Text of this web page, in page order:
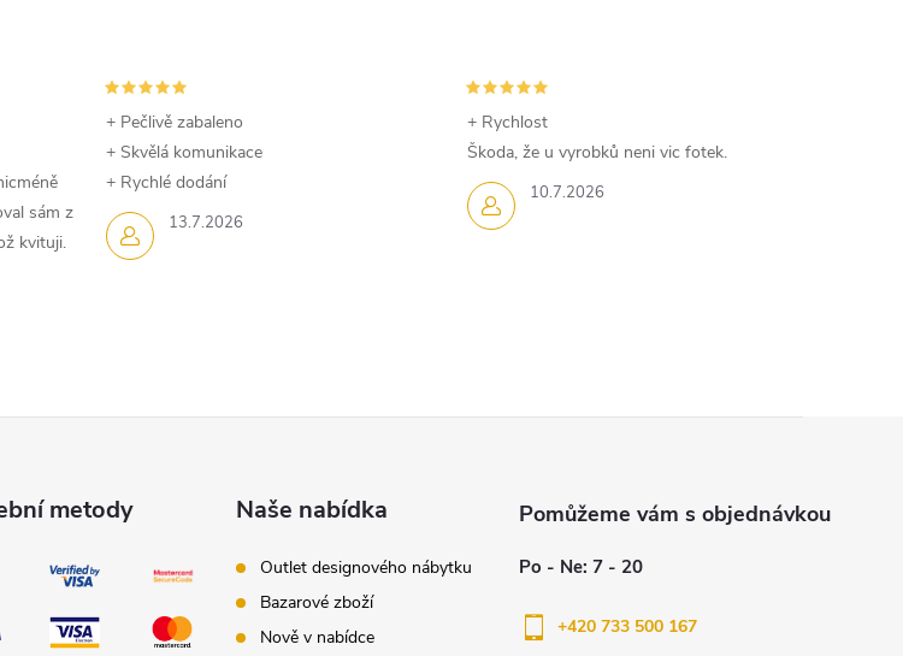
sám z
kvituji.
13.7.2026
+ Pečlivě zabaleno
+ Skvělá komunikace
+ Rychlé dodání
10.7.2026
+ Rychlost
Škoda, že u vyrobků neni vic fotek.
metody Naše nabídka
Outlet designového nábytku
Bazarové zboží
Nově v nabídce
+420 733 500 167